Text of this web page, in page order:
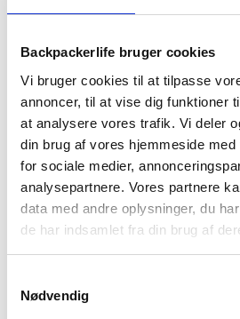
Backpackerlife bruger cookies
Vi bruger cookies til at tilpasse
annoncer, til at vise dig funktioner
at analysere vores trafik. Vi deler
din brug af vores hjemmeside
for sociale medier,
analysepartnere. Vores partnere
data med andre oplysninger, du
de har indsamlet fra din brug af
Nødvendig
BESKRIVELSE
BRAND